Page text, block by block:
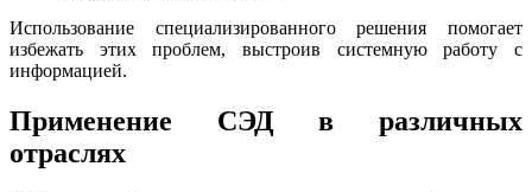
Использование специализированного решения помогает
избежать этих проблем, выстроив системную работу с
информацией.
Применение СЭД в различных
отраслях